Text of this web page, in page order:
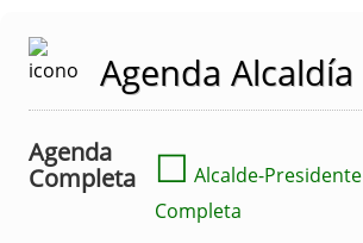
Agenda Alcaldía
Agenda
Completa
☐ Alcalde-Presidente
Completa